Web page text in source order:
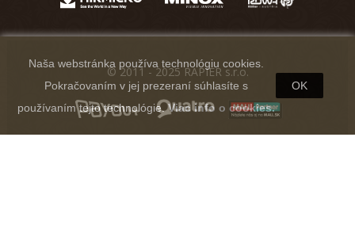
Naša webstránka používa technológiu cookies.
Pokračovaním v jej prezeraní súhlasíte s
používaním tejto technológie.Viac info o cookies.
OK
© 2011 - 2025 RAPIER s.r.o.